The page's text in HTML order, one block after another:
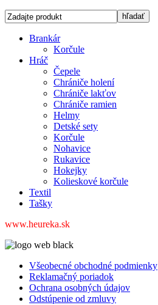
Brankár
Korčule
Hráč
Čepele
Chrániče holení
Chrániče lakťov
Chrániče ramien
Helmy
Detské sety
Korčule
Nohavice
Rukavice
Hokejky
Kolieskové korčule
Textil
Tašky
www.heureka.sk
Všeobecné obchodné podmienky
Reklamačný poriadok
Ochrana osobných údajov
Odstúpenie od zmluvy